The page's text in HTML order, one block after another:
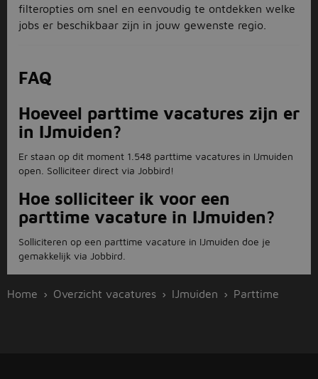
filteropties om snel en eenvoudig te ontdekken welke
jobs er beschikbaar zijn in jouw gewenste regio.
FAQ
Hoeveel parttime vacatures zijn er
in IJmuiden?
Er staan op dit moment 1.548 parttime vacatures in IJmuiden
open. Solliciteer direct via Jobbird!
Hoe solliciteer ik voor een
parttime vacature in IJmuiden?
Solliciteren op een parttime vacature in IJmuiden doe je
gemakkelijk via Jobbird.
Home Overzicht vacatures IJmuiden Parttime